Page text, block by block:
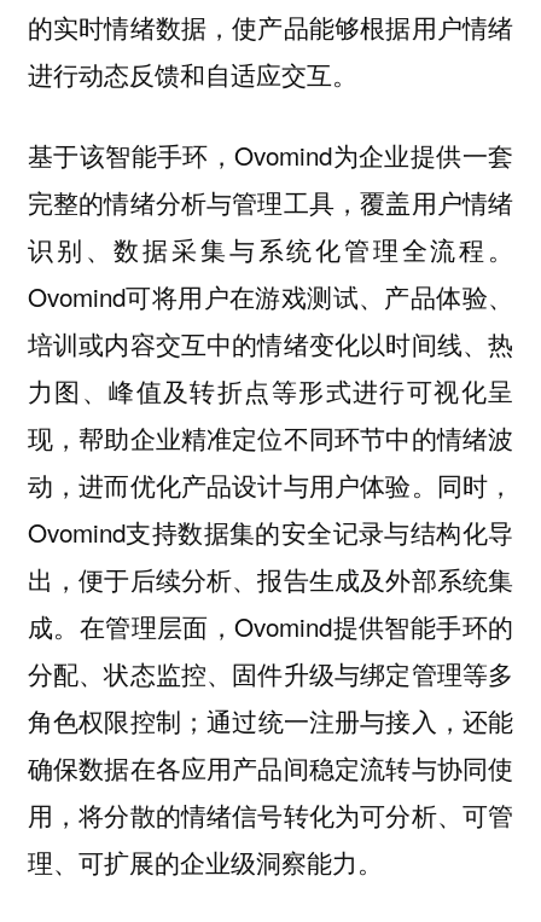
的实时情绪数据，使产品能够根据用户情绪
进行动态反馈和自适应交互。
基于该智能手环，Ovomind为企业提供一套
完整的情绪分析与管理工具，覆盖用户情绪
识别、数据采集与系统化管理全流程。
Ovomind可将用户在游戏测试、产品体验、
培训或内容交互中的情绪变化以时间线、热
力图、峰值及转折点等形式进行可视化呈
现，帮助企业精准定位不同环节中的情绪波
动，进而优化产品设计与用户体验。同时，
Ovomind支持数据集的安全记录与结构化导
出，便于后续分析、报告生成及外部系统集
成。在管理层面，Ovomind提供智能手环的
分配、状态监控、固件升级与绑定管理等多
角色权限控制；通过统一注册与接入，还能
确保数据在各应用产品间稳定流转与协同使
用，将分散的情绪信号转化为可分析、可管
理、可扩展的企业级洞察能力。